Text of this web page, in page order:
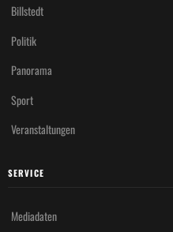
Billstedt
Politik
Panorama
Sport
Veranstaltungen
SERVICE
Mediadaten